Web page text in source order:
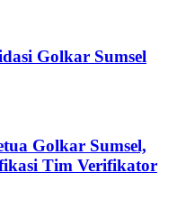
Golkar Sumsel
Golkar Sumsel,
Tim Verifikator